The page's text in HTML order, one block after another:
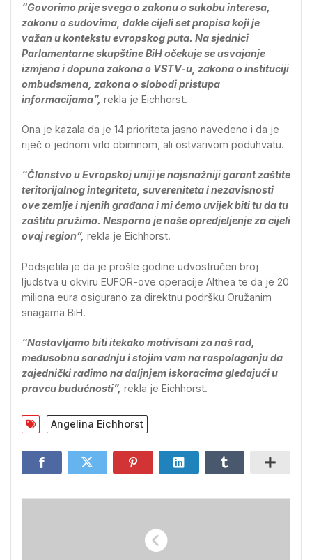
“Govorimo prije svega o zakonu o sukobu interesa,
zakonu o sudovima, dakle cijeli set propisa koji je
važan u kontekstu evropskog puta. Na sjednici
Parlamentarne skupštine BiH očekuje se usvajanje
izmjena i dopuna zakona o VSTV-u, zakona o instituciji
ombudsmena, zakona o slobodi pristupa
informacijama”, rekla je Eichhorst.
Ona je kazala da je 14 prioriteta jasno navedeno i da je
riječ o jednom vrlo obimnom, ali ostvarivom poduhvatu.
“Članstvo u Evropskoj uniji je najsnažniji garant zaštite
teritorijalnog integriteta, suvereniteta i nezavisnosti
ove zemlje i njenih građana i mi ćemo uvijek biti tu da tu
zaštitu pružimo. Nesporno je naše opredjeljenje za cijeli
ovaj region”, rekla je Eichhorst.
Podsjetila je da je prošle godine udvostručen broj
ljudstva u okviru EUFOR-ove operacije Althea te da je 20
miliona eura osigurano za direktnu podršku Oružanim
snagama BiH.
“Nastavljamo biti itekako motivisani za naš rad,
međusobnu saradnju i stojim vam na raspolaganju da
zajednički radimo na daljnjem iskoracima gledajući u
pravcu budućnosti”, rekla je Eichhorst.
Angelina Eichhorst